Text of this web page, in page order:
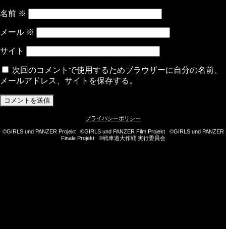
名前 ※
メール ※
サイト
次回のコメントで使用するためブラウザーに自分の名前、
メールアドレス、サイトを保存する。
プライバシーポリシー
©GIRLS und PANZER Projekt ©GIRLS und PANZER Film Projekt ©GIRLS und PANZER
Finale Projekt ©戦車道大作戦 実行委員会